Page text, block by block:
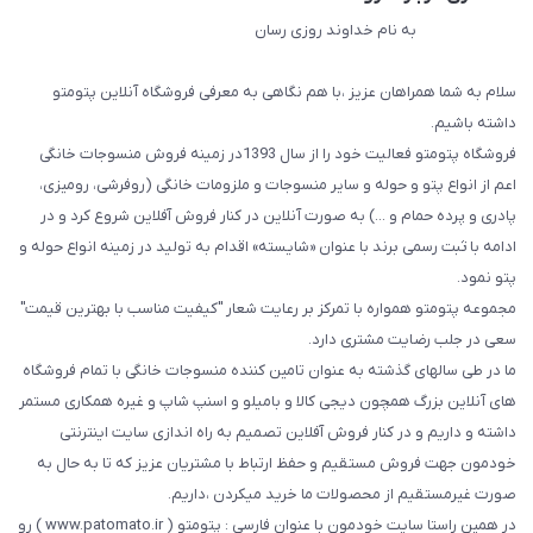
به نام خداوند روزی رسان
سلام به شما همراهان عزیز ،با هم نگاهی به معرفی فروشگاه آنلاین پتومتو
داشته باشیم.
فروشگاه پتومتو فعالیت خود را از سال 1393در زمینه فروش منسوجات خانگی
اعم از انواع پتو و حوله و سایر منسوجات و ملزومات خانگی (روفرشی، رومیزی،
پادری و پرده حمام و ...) به صورت آنلاین در کنار فروش آفلاین شروع کرد و در
ادامه با ثبت رسمی برند با عنوان «شایسته» اقدام به تولید در زمینه انواع حوله و
پتو نمود.
مجموعه پتومتو همواره با تمرکز بر رعایت شعار "کیفیت مناسب با بهترین قیمت"
سعی در جلب رضایت مشتری دارد.
ما در طی سالهای گذشته به عنوان تامین کننده منسوجات خانگی با تمام فروشگاه
های آنلاین بزرگ همچون دیجی کالا و بامیلو و اسنپ شاپ و غیره همکاری مستمر
داشته و داریم و در کنار فروش آفلاین تصمیم به راه اندازی سایت اینترنتی
خودمون جهت فروش مستقیم و حفظ ارتباط با مشتریان عزیز که تا به حال به
صورت غیرمستقیم از محصولات ما خرید میکردن ،داریم.
در همین راستا سایت خودمون با عنوان فارسی : پتومتو ( www.patomato.ir ) رو